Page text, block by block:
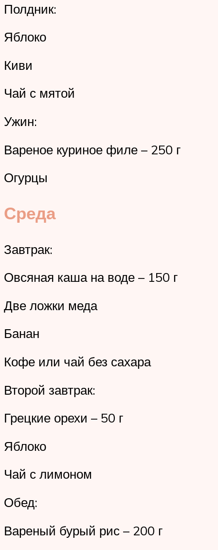
Полдник:
Яблоко
Киви
Чай с мятой
Ужин:
Вареное куриное филе – 250 г
Огурцы
Среда
Завтрак:
Овсяная каша на воде – 150 г
Две ложки меда
Банан
Кофе или чай без сахара
Второй завтрак:
Грецкие орехи – 50 г
Яблоко
Чай с лимоном
Обед:
Вареный бурый рис – 200 г